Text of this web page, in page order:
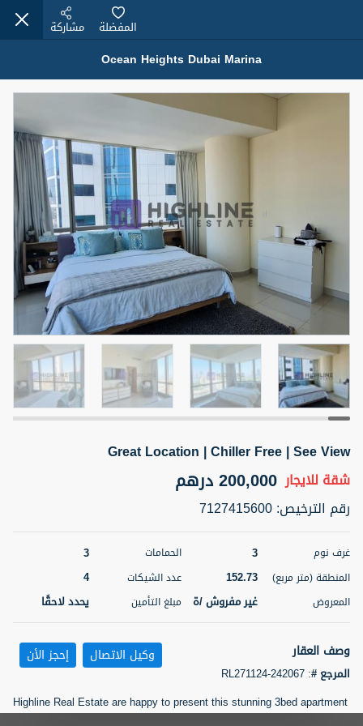
Modern Renovated Unit Near Marina Metro Station
سرير حمام
1
المنطقة (متر
مربع)
70.03
المعروض
غير مفروش /ة
الشيكات
1
اسم الوسيط
NILOOFAR ABBAS VAKIL
رقم الوسيط
أتصل الأن
5 أشهر +
ELBRUS TOWER UNIT 2701 ON RENT
شقة للإيجار 95,000 درهم
3
1
2
مربع)
71.39
المعروض
مفروش/ ة
الشيكات
ABDEMANAF EQBALBHAI KHANBHAI
KHANBHAI EQBALBHAI SIRAJUDDIN
أتصل
الأن
5 أشهر +
Ocean Heights Dubai Marina
المفضلة مشاركة
Great Location | Chiller Free | See View
شقة للايجار 200,000 درهم
رقم الترخيص:
7127415600
غرف نوم 3 الحمامات 3
المنطقة (متر مربع) 152.73 عدد الشيكات 4
المعروض غير مفروش /ة مبلغ التأمين يحدد لاحقًا
وصف العقار
المرجع #:
RL271124-242067
وكيل الاتصال إحجز الأن
Highline Real Estate are happy to present this stunning 3bed apartment
with a full sea view.
تصفية